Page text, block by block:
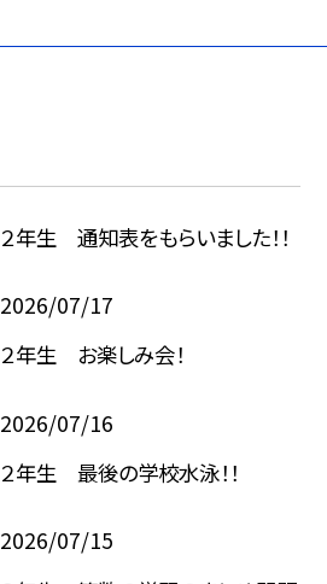
２年生 通知表をもらいました！！
2026/07/17
２年生 お楽しみ会！
2026/07/16
２年生 最後の学校水泳！！
2026/07/15